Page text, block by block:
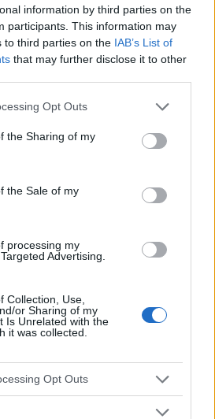
information by third parties on the
participants. This information may
to third parties on the IAB’s List of
that may further disclose it to other
app uses one or more Google
usage behaviour. You may click to
Google and its third-party tags to
specified purposes in below Google
Opt Outs
the Sharing of my
the Sale of my
processing my
Advertising.
Collection, Use,
or Sharing of my
Is Unrelated with the
it was collected.
Opt Outs
informé ? Suivez-
sur
Goo gle
News
la santé Boire du jus de citron
de poids Recettes
Vitamine c
de ce site Web sont éducatifs et
éditeurs du site ne sont pas
de leur utilisation. Avant d'utiliser les
dans le site, vous devez
médecin.